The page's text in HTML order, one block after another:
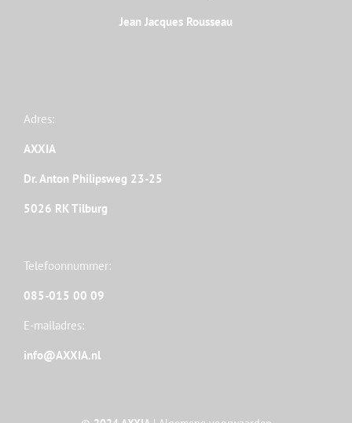
Jean Jacques Rousseau
Adres:
AXXIA
Dr. Anton Philipsweg 23-25
5026 RK Tilburg
Telefoonnummer:
085-015 00 09
E-mailadres:
info@AXXIA.nl